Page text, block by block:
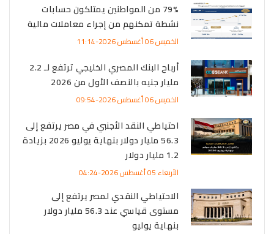
79% من المواطنين يمتلكون حسابات
نشطة تمكنهم من إجراء معاملات مالية
الخميس 06 أغسطس 2026-11:14
أرباح البنك المصري الخليجي ترتفع لـ 2.2
مليار جنيه بالنصف الأول من 2026
الخميس 06 أغسطس 2026-09:54
احتياطي النقد الأجنبي في مصر يرتفع إلى
56.3 مليار دولار بنهاية يوليو 2026 بزيادة
1.2 مليار دولار
الأربعاء 05 أغسطس 2026-04:24
الاحتياطي النقدي لمصر يرتفع إلى
مستوى قياسي عند 56.3 مليار دولار
بنهاية يوليو